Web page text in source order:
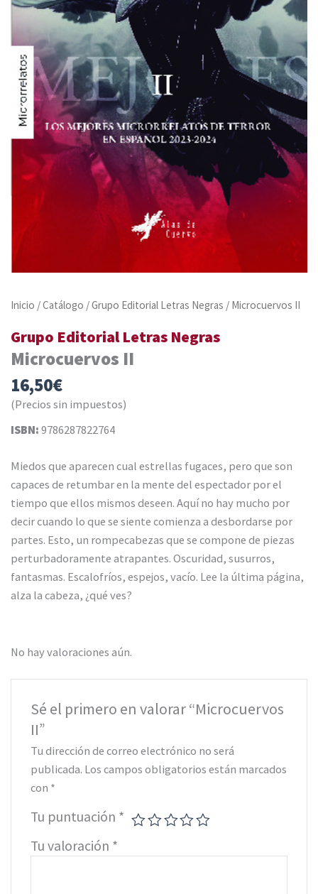
Inicio /Catálogo /Grupo Editorial Letras Negras / Microcuervos II
Grupo Editorial Letras Negras
Microcuervos II
16,50€
(Precios sin impuestos)
ISBN: 9786287822764
Miedos que aparecen cual estrellas fugaces, pero que son
capaces de retumbar en la mente del espectador por el
tiempo que ellos mismos deseen. Aquí no hay mucho por
decir cuando lo que se siente comienza a desbordarse por
partes. Esto, un rompecabezas que se compone de piezas
perturbadoramente atrapantes. Oscuridad, susurros,
fantasmas. Escalofríos, espejos, vacío. Lee la última página,
alza la cabeza, ¿qué ves?
No hay valoraciones aún.
Sé el primero en valorar “Microcuervos
II”
Tu dirección de correo electrónico no será
publicada. Los campos obligatorios están marcados
con *
Tu puntuación *
Tu valoración *